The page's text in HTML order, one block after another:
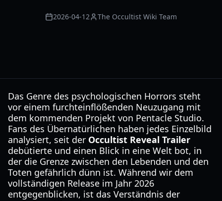
2026-04-12 The Occultist Wiki Team
Das Genre des psychologischen Horrors steht
vor einem furchteinflößenden Neuzugang mit
dem kommenden Projekt von Pentacle Studio.
Fans des Übernatürlichen haben jedes Einzelbild
analysiert, seit der Occultist Reveal Trailer
debütierte und einen Blick in eine Welt bot, in
der die Grenze zwischen den Lebenden und den
Toten gefährlich dünn ist. Während wir dem
vollständigen Release im Jahr 2026
entgegenblicken, ist das Verständnis der